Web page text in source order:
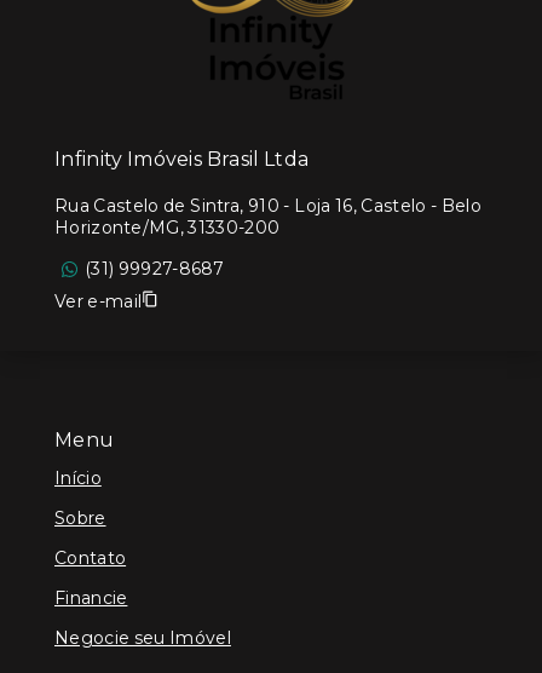
Menu
Início
Sobre
Contato
Financie
Negocie seu Imóvel
Infinity Imóveis Brasil Ltda
Rua Castelo de Sintra, 910 - Loja 16, Castelo - Belo
Horizonte/MG, 31330-200
(31) 99927-8687
Ver e-mail